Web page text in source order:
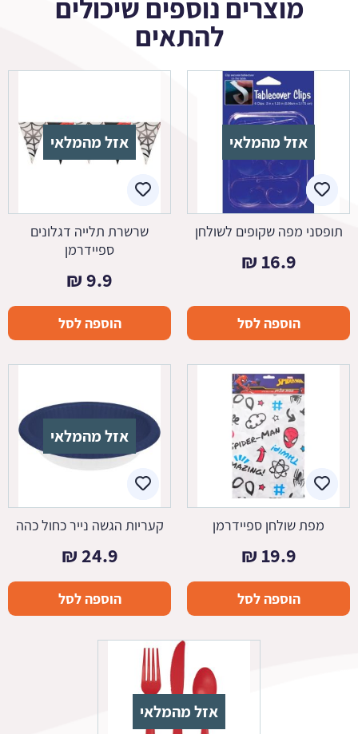
מוצרים נוספים שיכולים
להתאים
אזל מהמלאי
תופסני מפה שקופים לשולחן
16.9
₪
הוספה לסל
אזל מהמלאי
שרשרת תלייה דגלונים
ספיידרמן
9.9
₪
הוספה לסל
מפת שולחן ספיידרמן
19.9
₪
הוספה לסל
אזל מהמלאי
קעריות הגשה נייר כחול כהה
24.9
₪
הוספה לסל
אזל מהמלאי